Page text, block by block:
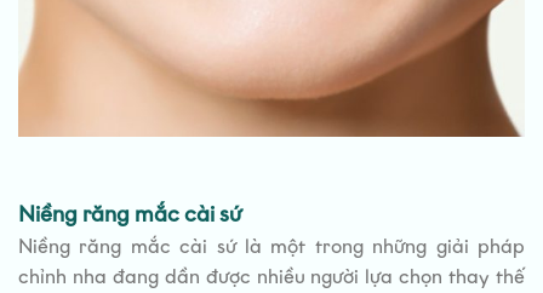
Niềng răng mắc cài sứ
Niềng răng mắc cài sứ là một trong những giải pháp
chỉnh nha đang dần được nhiều người lựa chọn thay thế